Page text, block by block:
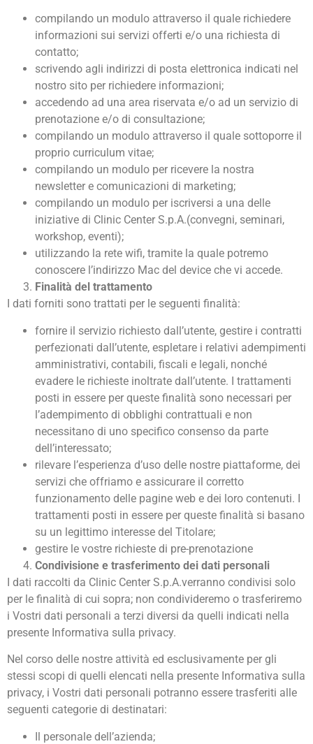
compilando un modulo attraverso il quale richiedere
informazioni sui servizi offerti e/o una richiesta di
contatto;
scrivendo agli indirizzi di posta elettronica indicati nel
nostro sito per richiedere informazioni;
accedendo ad una area riservata e/o ad un servizio di
prenotazione e/o di consultazione;
compilando un modulo attraverso il quale sottoporre il
proprio curriculum vitae;
compilando un modulo per ricevere la nostra
newsletter e comunicazioni di marketing;
compilando un modulo per iscriversi a una delle
iniziative di Clinic Center S.p.A.(convegni, seminari,
workshop, eventi);
utilizzando la rete wifi, tramite la quale potremo
conoscere l’indirizzo Mac del device che vi accede.
Finalità del trattamento
I dati forniti sono trattati per le seguenti finalità:
fornire il servizio richiesto dall’utente, gestire i contratti
perfezionati dall’utente, espletare i relativi adempimenti
amministrativi, contabili, fiscali e legali, nonché
evadere le richieste inoltrate dall’utente. I trattamenti
posti in essere per queste finalità sono necessari per
l’adempimento di obblighi contrattuali e non
necessitano di uno specifico consenso da parte
dell’interessato;
rilevare l’esperienza d’uso delle nostre piattaforme, dei
servizi che offriamo e assicurare il corretto
funzionamento delle pagine web e dei loro contenuti. I
trattamenti posti in essere per queste finalità si basano
su un legittimo interesse del Titolare;
gestire le vostre richieste di pre-prenotazione
Condivisione e trasferimento dei dati personali
I dati raccolti da Clinic Center S.p.A.verranno condivisi solo
per le finalità di cui sopra; non condivideremo o trasferiremo
i Vostri dati personali a terzi diversi da quelli indicati nella
presente Informativa sulla privacy.
Nel corso delle nostre attività ed esclusivamente per gli
stessi scopi di quelli elencati nella presente Informativa sulla
privacy, i Vostri dati personali potranno essere trasferiti alle
seguenti categorie di destinatari:
Il personale dell’azienda;